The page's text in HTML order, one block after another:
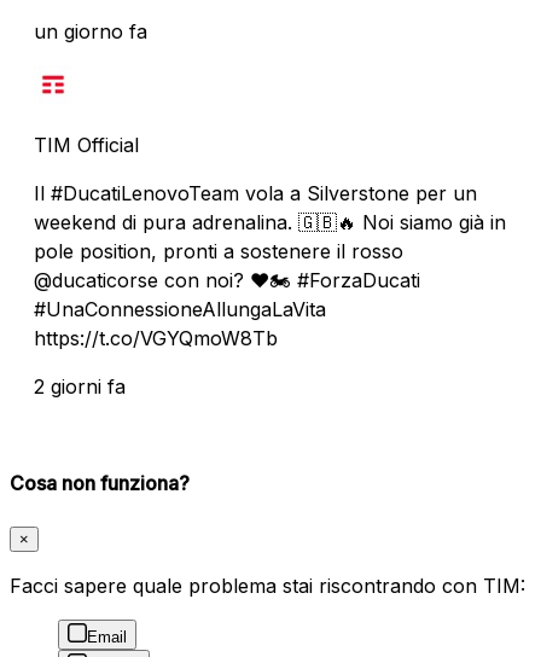
un giorno fa
TIM Official
Il #DucatiLenovoTeam vola a Silverstone per un
weekend di pura adrenalina. 🇬🇧🔥 Noi siamo già in
pole position, pronti a sostenere il rosso
@ducaticorse con noi? ❤️🏍️ #ForzaDucati
#UnaConnessioneAllungaLaVita
https://t.co/VGYQmoW8Tb
2 giorni fa
Cosa non funziona?
×
Facci sapere quale problema stai riscontrando con TIM:
Email